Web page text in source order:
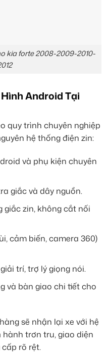
kia forte 2008-2009-2010-
Android Tại
quy trình chuyên nghiệp
hệ thống điện zin:
và phụ kiện chuyên
giắc và dây nguồn.
giắc zin, không cắt nối
cảm biến, camera 360)
trí, trợ lý giọng nói.
và bàn giao chi tiết cho
sẽ nhận lại xe với hệ
trơn tru, giao diện
rõ rệt.